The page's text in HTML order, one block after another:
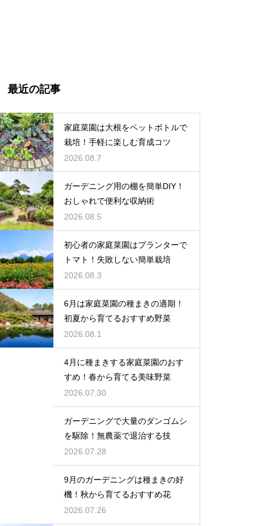
最近の記事
家庭菜園は大根をペットボトルで
栽培！手軽に楽しむ育成コツ
2026.08.7
ガーデニング用の棚を簡単DIY！
おしゃれで便利な収納術
2026.08.5
初心者の家庭菜園はプランターで
トマト！失敗しない簡単栽培
2026.08.3
6月は家庭菜園の種まきの適期！
初夏から育てるおすすめ野菜
2026.08.1
4月に種まきする家庭菜園のおす
すめ！春から育てる美味野菜
2026.07.30
ガーデニングで大量のダンゴムシ
を駆除！無農薬で退治する技
2026.07.28
9月のガーデニングは種まきの好
機！秋から育てるおすすめ花
2026.07.26